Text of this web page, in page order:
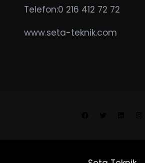
Telefon:0 216 412 72 72
www.seta-teknik.com